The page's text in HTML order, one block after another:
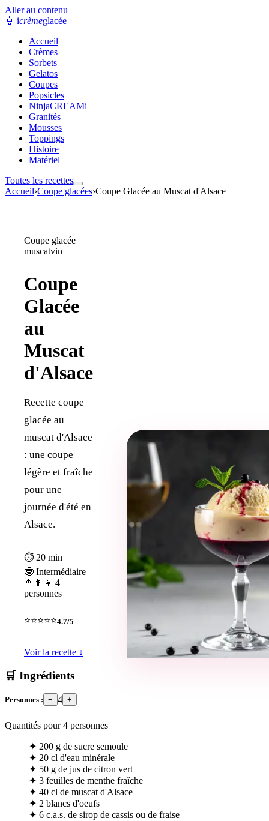
Aller au contenu
🍦 icrèmeglacée
Accueil
Crèmes
Sorbets
Gelatos
Coupes
Popsicles
NinjaCREAMi
Granités
Mousses
Toppings
Histoire
Matériel
Toutes les recettes
Accueil›Coupe glacées›Coupe Glacée au Muscat d'Alsace
Coupe glacée
muscatvin
Coupe
Glacée
au
Muscat
d'Alsace
Recette coupe
glacée au
muscat d'Alsace
: une coupe
légère et fraîche
pour une
journée d'été en
Alsace.
⏱ 20 min
🤓 Intermédiaire
👨‍👩‍👧 4
personnes
⭐⭐⭐⭐⭐4.7/5
Voir la recette ↓
🛒 Ingrédients
Personnes : − 4 +
Quantités pour4 personnes
✦ 200 g de sucre semoule
✦ 20 cl d'eau minérale
✦ 50 g de jus de citron vert
✦ 3 feuilles de menthe fraîche
✦ 40 cl de muscat d'Alsace
✦ 2 blancs d'oeufs
✦ 6 c.a.s. de sirop de cassis ou de fraise